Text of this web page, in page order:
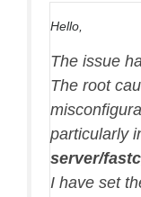
Hello,
The issue
The root
particularly
server/
I have set